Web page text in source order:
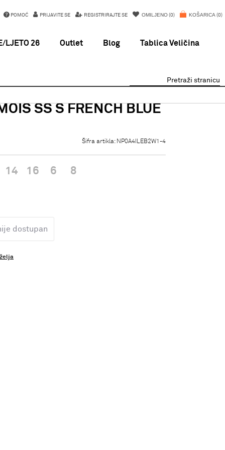
KOŠARICA 0
OMILJENO 0
PRIJAVITE SE REGISTRIRAJTE SE
POMOĆ
LJETO 26 Outlet Blog Tablica Veličina
Pretraži stranicu
SS S FRENCH BLUE
Šifra artikla: NP0A4ILEB2W1-4
14 16 6 8
dostupan